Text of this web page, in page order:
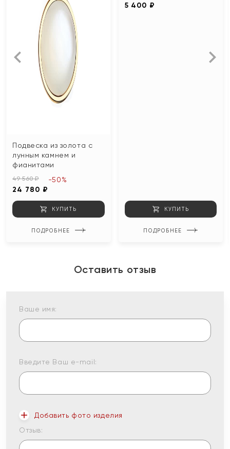
Подвеска из золота с
лунным камнем и
фианитами
49 560 ₽
24 780 ₽
-50%
КУПИТЬ
ПОДРОБНЕЕ
5 400 ₽
КУПИТЬ
ПОДРОБНЕЕ
Оставить отзыв
Ваше имя:
Введите Ваш e-mail:
Добавить фото изделия
Отзыв: